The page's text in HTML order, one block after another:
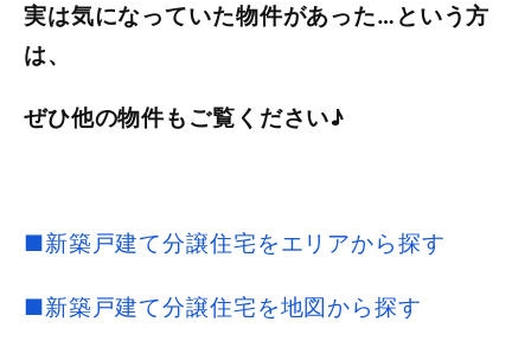
実は気になっていた物件があった…という方
は、
ぜひ他の物件もご覧ください♪
■新築戸建て分譲住宅をエリアから探す
■新築戸建て分譲住宅を地図から探す